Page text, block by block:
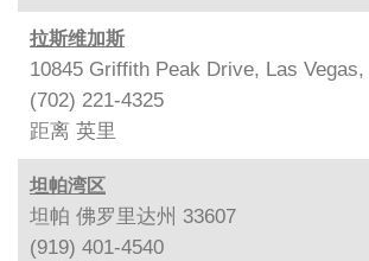
拉斯维加斯
10845 Griffith Peak Drive, Las
(702) 221-4325
距离 英里
坦帕湾区
坦帕 佛罗里达州 33607
(919) 401-4540